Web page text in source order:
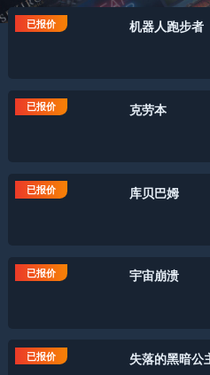
已报价 机器人跑步者
已报价 克劳本
已报价 库贝巴姆
已报价 宇宙崩溃
已报价 失落的黑暗公